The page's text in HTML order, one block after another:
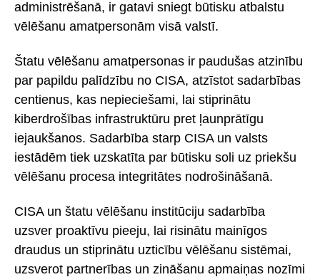
administrēšanā, ir gatavi sniegt būtisku atbalstu
vēlēšanu amatpersonām visā valstī.
Štatu vēlēšanu amatpersonas ir paudušas atzinību
par papildu palīdzību no CISA, atzīstot sadarbības
centienus, kas nepieciešami, lai stiprinātu
kiberdrošības infrastruktūru pret ļaunprātīgu
iejaukšanos. Sadarbība starp CISA un valsts
iestādēm tiek uzskatīta par būtisku soli uz priekšu
vēlēšanu procesa integritātes nodrošināšanā.
CISA un štatu vēlēšanu institūciju sadarbība
uzsver proaktīvu pieeju, lai risinātu mainīgos
draudus un stiprinātu uzticību vēlēšanu sistēmai,
uzsverot partnerības un zināšanu apmaiņas nozīmi